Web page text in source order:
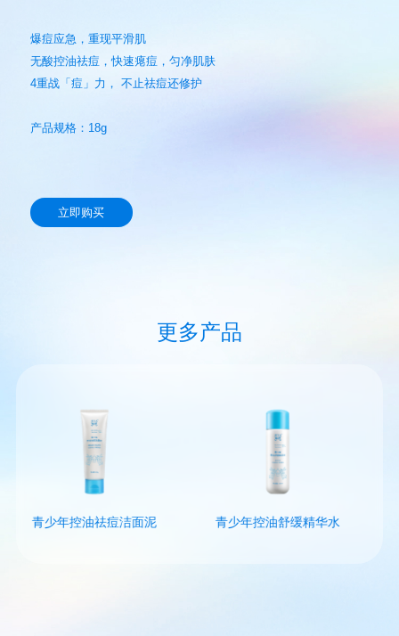
爆痘应急，重现平滑肌
无酸控油祛痘，快速瘪痘，匀净肌肤
4重战「痘」力， 不止祛痘还修护
产品规格：18g
立即购买
更多产品
青少年控油祛痘洁面泥 青少年控油舒缓精华水